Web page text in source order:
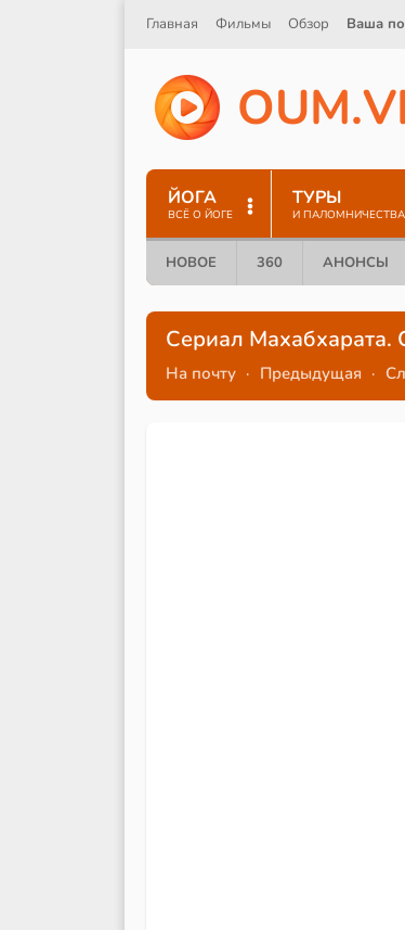
Главная Фильмы Обзор Ваша
OUM.VI
ЙОГА
ВСЁ О ЙОГЕ
ТУРЫ
И ПАЛОМНИЧЕСТВА
НОВОЕ 360 АНОНСЫ
Сериал Махабхарата.
На почту · Предыдущая ·